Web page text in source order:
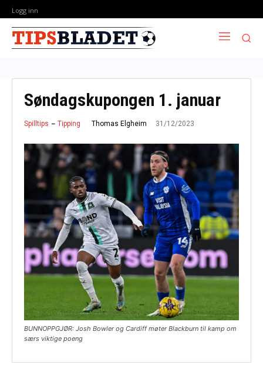
Logg inn
Søndagskupongen 1. januar
Spilltips Tipping Thomas Elgheim 31/12/2023
BUNNOPPGJØR: Josh Bowler og Cardiff møter Blackburn til kamp om
særs viktige poeng